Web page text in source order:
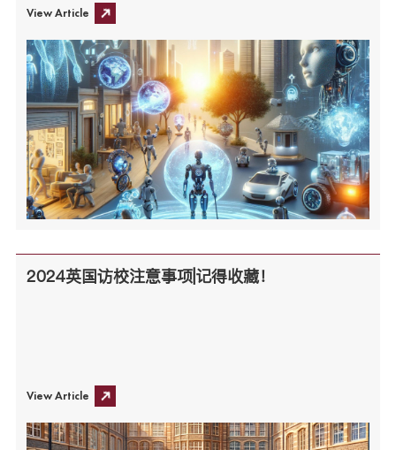
View Article
2024英国访校注意事项|记得收藏！
View Article